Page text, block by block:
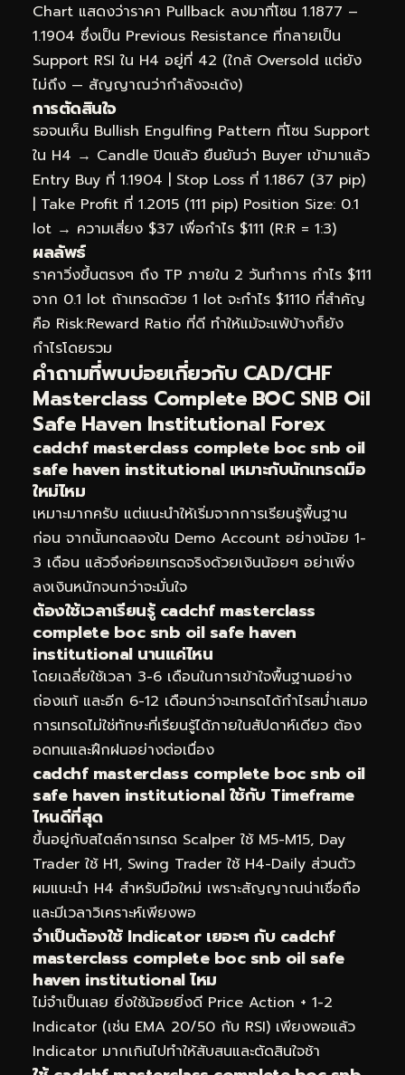
Chart แสดงว่าราคา Pullback ลงมาที่โซน 1.1877 –
1.1904 ซึ่งเป็น Previous Resistance ที่กลายเป็น
Support RSI ใน H4 อยู่ที่ 42 (ใกล้ Oversold แต่ยัง
ไม่ถึง — สัญญาณว่ากำลังจะเด้ง)
การตัดสินใจ
รอจนเห็น Bullish Engulfing Pattern ที่โซน Support
ใน H4 → Candle ปิดแล้ว ยืนยันว่า Buyer เข้ามาแล้ว
Entry Buy ที่ 1.1904 | Stop Loss ที่ 1.1867 (37 pip)
| Take Profit ที่ 1.2015 (111 pip) Position Size: 0.1
lot → ความเสี่ยง $37 เพื่อกำไร $111 (R:R = 1:3)
ผลลัพธ์
ราคาวิ่งขึ้นตรงๆ ถึง TP ภายใน 2 วันทำการ กำไร $111
จาก 0.1 lot ถ้าเทรดด้วย 1 lot จะกำไร $1110 ที่สำคัญ
คือ Risk:Reward Ratio ที่ดี ทำให้แม้จะแพ้บ้างก็ยัง
กำไรโดยรวม
คำถามที่พบบ่อยเกี่ยวกับ CAD/CHF
Masterclass Complete BOC SNB Oil
Safe Haven Institutional Forex
cadchf masterclass complete boc snb oil
safe haven institutional เหมาะกับนักเทรดมือ
ใหม่ไหม
เหมาะมากครับ แต่แนะนำให้เริ่มจากการเรียนรู้พื้นฐาน
ก่อน จากนั้นทดลองใน Demo Account อย่างน้อย 1-
3 เดือน แล้วจึงค่อยเทรดจริงด้วยเงินน้อยๆ อย่าเพิ่ง
ลงเงินหนักจนกว่าจะมั่นใจ
ต้องใช้เวลาเรียนรู้ cadchf masterclass
complete boc snb oil safe haven
institutional นานแค่ไหน
โดยเฉลี่ยใช้เวลา 3-6 เดือนในการเข้าใจพื้นฐานอย่าง
ถ่องแท้ และอีก 6-12 เดือนกว่าจะเทรดได้กำไรสม่ำเสมอ
การเทรดไม่ใช่ทักษะที่เรียนรู้ได้ภายในสัปดาห์เดียว ต้อง
อดทนและฝึกฝนอย่างต่อเนื่อง
cadchf masterclass complete boc snb oil
safe haven institutional ใช้กับ Timeframe
ไหนดีที่สุด
ขึ้นอยู่กับสไตล์การเทรด Scalper ใช้ M5-M15, Day
Trader ใช้ H1, Swing Trader ใช้ H4-Daily ส่วนตัว
ผมแนะนำ H4 สำหรับมือใหม่ เพราะสัญญาณน่าเชื่อถือ
และมีเวลาวิเคราะห์เพียงพอ
จำเป็นต้องใช้ Indicator เยอะๆ กับ cadchf
masterclass complete boc snb oil safe
haven institutional ไหม
ไม่จำเป็นเลย ยิ่งใช้น้อยยิ่งดี Price Action + 1-2
Indicator (เช่น EMA 20/50 กับ RSI) เพียงพอแล้ว
Indicator มากเกินไปทำให้สับสนและตัดสินใจช้า